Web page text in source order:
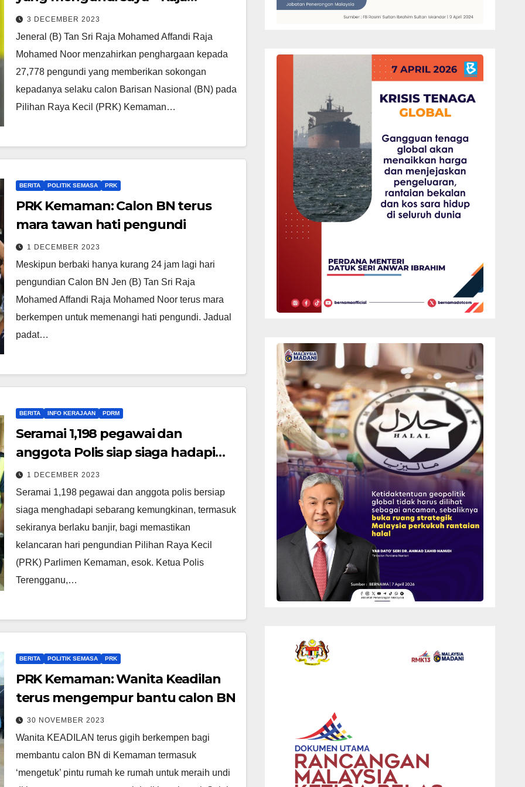
Mohamed Affandi
3 DECEMBER 2023
Jeneral (B) Tan Sri Raja Mohamed Affandi Raja
Mohamed Noor menzahirkan penghargaan kepada
27,778 pengundi yang memberikan sokongan
kepadanya selaku calon Barisan Nasional (BN) pada
Pilihan Raya Kecil (PRK) Kemaman…
BERITA POLITIK SEMASA PRK
PRK Kemaman: Calon BN terus
mara tawan hati pengundi
1 DECEMBER 2023
Meskipun berbaki hanya kurang 24 jam lagi hari
pengundian Calon BN Jen (B) Tan Sri Raja
Mohamed Affandi Raja Mohamed Noor terus mara
berkempen untuk memenangi hati pengundi. Jadual
padat…
BERITA INFO KERAJAAN PDRM
Seramai 1,198 pegawai dan
anggota Polis siap siaga hadapi
PRK Kemaman esok – Ketua Polis
Terengganu
1 DECEMBER 2023
Seramai 1,198 pegawai dan anggota polis bersiap
siaga menghadapi sebarang kemungkinan, termasuk
sekiranya berlaku banjir, bagi memastikan
kelancaran hari pengundian Pilihan Raya Kecil
(PRK) Parlimen Kemaman, esok. Ketua Polis
Terengganu,…
BERITA POLITIK SEMASA PRK
PRK Kemaman: Wanita Keadilan
terus mengempur bantu calon BN
30 NOVEMBER 2023
Wanita KEADILAN terus gigih berkempen bagi
membantu calon BN di Kemaman termasuk
‘mengetuk’ pintu rumah ke rumah untuk meraih undi